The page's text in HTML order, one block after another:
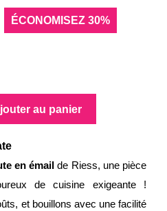
ÉCONOMISEZ 30%
au panier
en émailde Riess, une pièce
de cuisine exigeante !
et bouillons avec une facilité